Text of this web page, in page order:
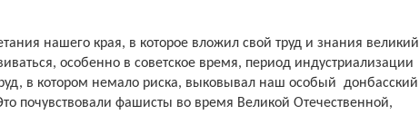
нашего края, в которое вложил свой труд и знания великий
особенно в советское время, период индустриализации
в котором немало риска, выковывал наш особый донбасский
почувствовали фашисты во время Великой Отечественной,